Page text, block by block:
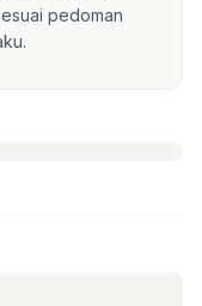
pedoman